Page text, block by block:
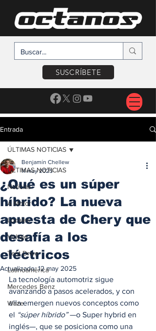
SUSCRÍBETE
Entrada
ÚLTIMAS NOTICIAS
Noticias
A Motor
Locales
Voltaje
Test Drive
Latinoamérica
Mercedes Benz
Waze
ÚLTIMAS NOTICIAS
¿Qué es un súper
híbrido? La nueva
apuesta de Chery que
desafía a los
eléctricos
Benjamín Chellew
11 may 2025
Actualizado:12 may 2025
La tecnología automotriz sigue
avanzando a pasos acelerados, y con
ella emergen nuevos conceptos como
el “súper híbrido” —o Super hybrid en
inglés—, que se posiciona como una